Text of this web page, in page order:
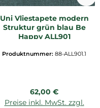
Uni Vliestapete modern
Struktur grün blau Be
Happy ALL901
Produktnummer: 88-ALL901.1
Regulärer Preis:
62,00 €
Preise inkl. MwSt. zzgl.